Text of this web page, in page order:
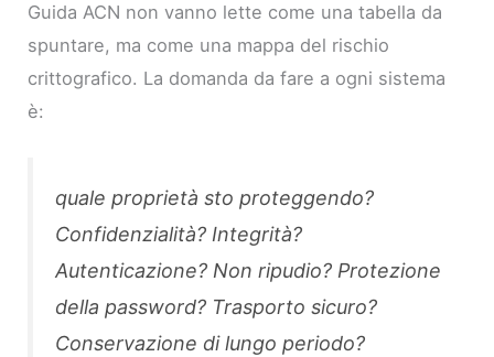
Guida ACN non vanno lette come una tabella da
spuntare, ma come una mappa del rischio
crittografico. La domanda da fare a ogni sistema
è:
quale proprietà sto proteggendo?
Confidenzialità? Integrità?
Autenticazione? Non ripudio? Protezione
della password? Trasporto sicuro?
Conservazione di lungo periodo?